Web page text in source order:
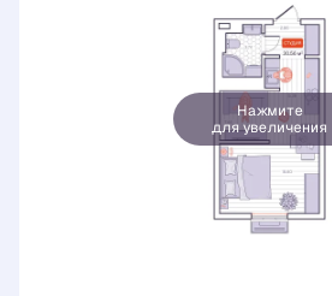
Нажмите
для увеличения